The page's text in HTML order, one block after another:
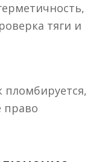
тяги и
пломбируется,
право